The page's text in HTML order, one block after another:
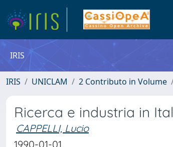
IRIS
IRIS UNICLAM 2 Contributo in Volume
Ricerca e industria in
CAPPELLI, Lucio
1990-01-01